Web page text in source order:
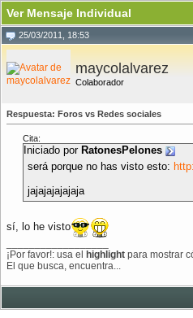
Ver Mensaje Individual
25/03/2011, 18:53
maycolalvarez
Colaborador
Respuesta: Foros vs Redes sociales
Cita:
Iniciado por RatonesPelones
será porque no has visto esto:
jajajajajajaja
sí, lo he visto
¡Por favor!: usa el
highlight para mostrar
El que busca, encuentra...